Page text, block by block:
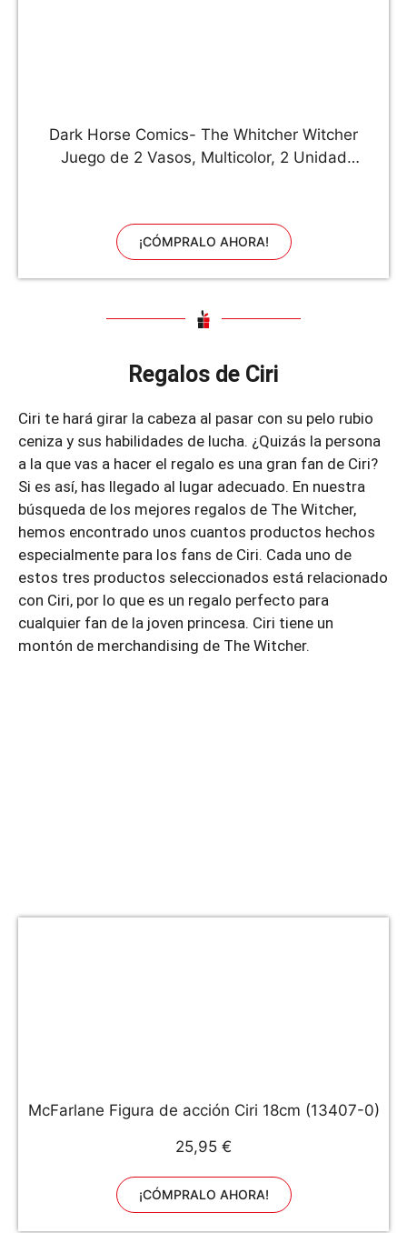
Dark Horse Comics- The Whitcher Witcher
Juego de 2 Vasos, Multicolor, 2 Unidad
¡CÓMPRALO AHORA!
Regalos de Ciri
Ciri te hará girar la cabeza al pasar con su pelo rubio
ceniza y sus habilidades de lucha. ¿Quizás la persona
a la que vas a hacer el regalo es una gran fan de Ciri?
Si es así, has llegado al lugar adecuado. En nuestra
búsqueda de los mejores regalos de The Witcher,
hemos encontrado unos cuantos productos hechos
especialmente para los fans de Ciri. Cada uno de
estos tres productos seleccionados está relacionado
con Ciri, por lo que es un regalo perfecto para
cualquier fan de la joven princesa. Ciri tiene un
montón de merchandising de The Witcher.
McFarlane Figura de acción Ciri 18cm (13407-0)
25,95 €
¡CÓMPRALO AHORA!